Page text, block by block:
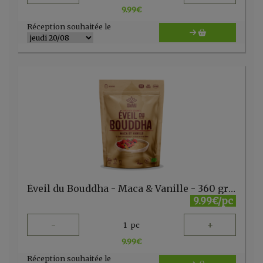
9.99€
Réception souhaitée le
Éveil du Bouddha - Maca & Vanille - 360 gr Iswari
9.99€/pc
- 1 pc +
9.99€
Réception souhaitée le